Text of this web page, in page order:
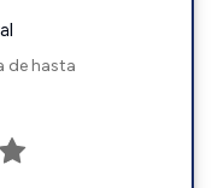
de hasta